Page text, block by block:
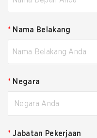
* Nama Belakang
* Negara
Negara Anda
* Jabatan Pekerjaan